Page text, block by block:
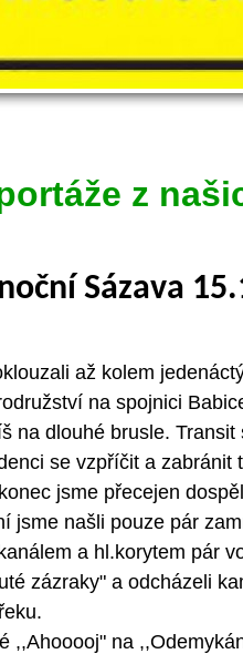
z
Sázava
až kolem
na spojnici
na dlouhé brusle. Transit
se vzpříčit a zabránit
jsme přecejen
jsme našli pouze pár
a hl.korytem pár
zázraky" a odcházeli
,,Ahooooj" na